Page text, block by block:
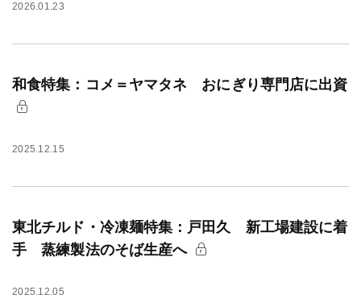
2026.01.23
和食特集：コメ＝ヤマタネ おにぎり専門店に出資
2025.12.15
東北チルド・冷凍麺特集：戸田久 新工場建設に着
手 蒸練製法のそば生産へ
2025.12.05